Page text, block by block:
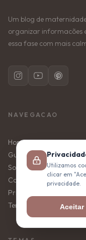
Um blog de
organizar informacões
essa fase com mais
NAVEGACAO
Home
Guias
Sobre
Contato
Privacidade
Termos de Uso
Utilizamos
clicar em
privacidade.
Aceitar